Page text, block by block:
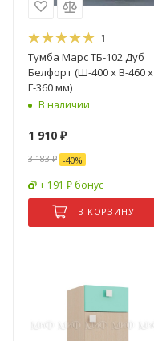
1
Тумба Марс ТБ-102 Дуб
Белфорт (Ш-400 x В-460 x
Г-360 мм)
В наличии
1 910 ₽
3 183₽ -40%
+ 191 ₽ бонус
В КОРЗИНУ